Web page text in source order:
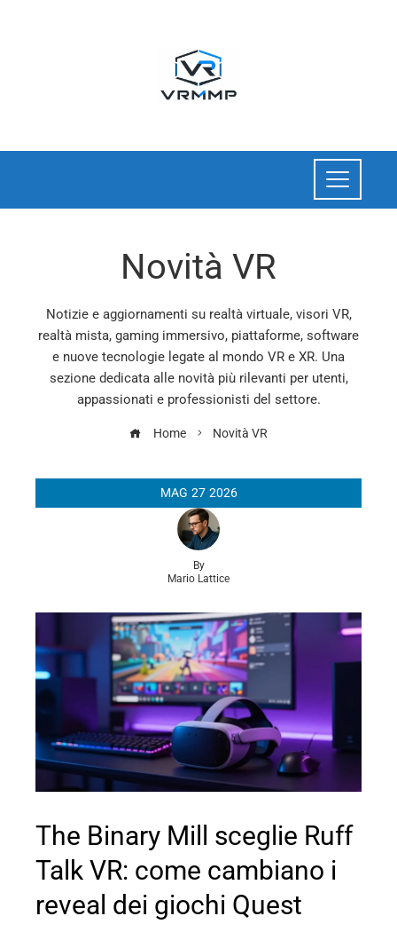
Novità VR
Notizie e aggiornamenti su realtà virtuale, visori VR,
realtà mista, gaming immersivo, piattaforme, software
e nuove tecnologie legate al mondo VR e XR. Una
sezione dedicata alle novità più rilevanti per utenti,
appassionati e professionisti del settore.
Home Novità VR
MAG 27 2026
By
Mario Lattice
The Binary Mill sceglie Ruff
Talk VR: come cambiano i
reveal dei giochi Quest